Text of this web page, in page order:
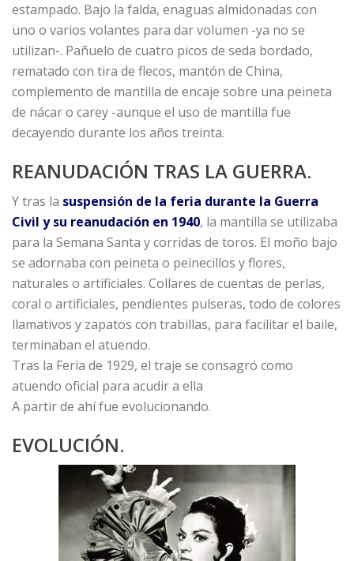
estampado. Bajo la falda, enaguas almidonadas con
uno o varios volantes para dar volumen -ya no se
utilizan-. Pañuelo de cuatro picos de seda bordado,
rematado con tira de flecos, mantón de China,
complemento de mantilla de encaje sobre una peineta
de nácar o carey -aunque el uso de mantilla fue
decayendo durante los años treinta.
REANUDACIÓN TRAS LA GUERRA.
Y tras la suspensión de la feria durante la Guerra
Civil y su reanudación en 1940, la mantilla se utilizaba
para la Semana Santa y corridas de toros. El moño bajo
se adornaba con peineta o peinecillos y flores,
naturales o artificiales. Collares de cuentas de perlas,
coral o artificiales, pendientes pulseras, todo de colores
llamativos y zapatos con trabillas, para facilitar el baile,
terminaban el atuendo.
Tras la Feria de 1929, el traje se consagró como
atuendo oficial para acudir a ella
A partir de ahí fue evolucionando.
EVOLUCIÓN.